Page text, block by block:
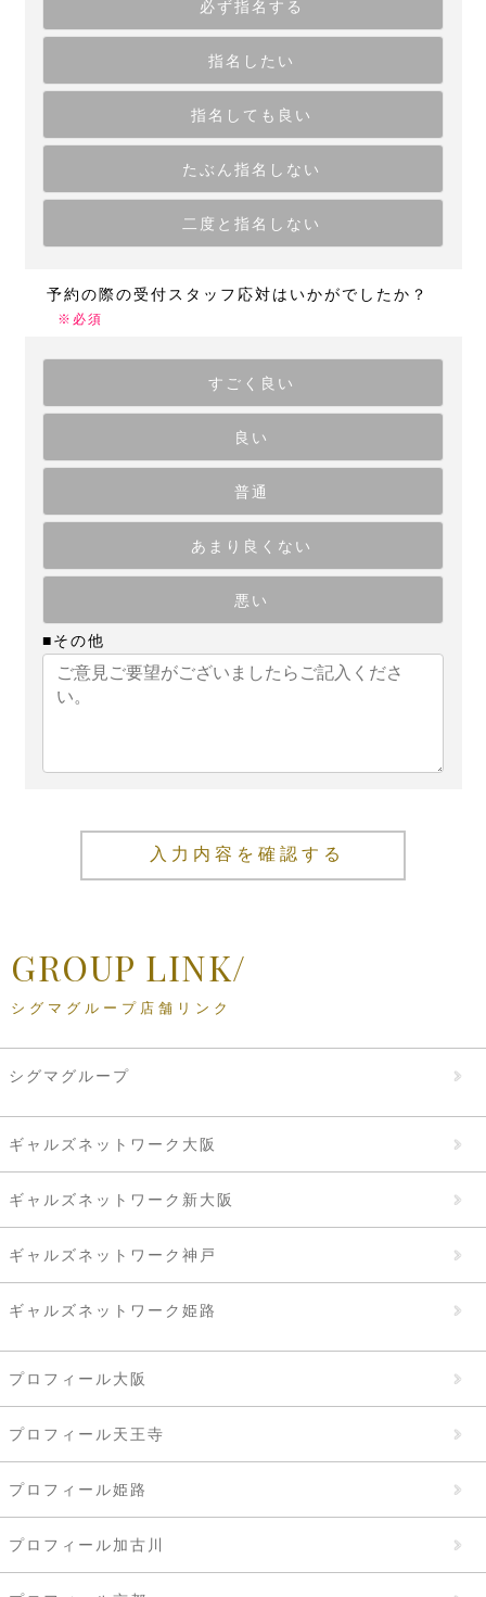
必ず指名する
指名したい
指名しても良い
たぶん指名しない
二度と指名しない
予約の際の受付スタッフ応対はいかがでしたか？
※必須
すごく良い
良い
普通
あまり良くない
悪い
■その他
入力内容を確認する
GROUP LINK/
シグマグループ店舗リンク
シグマグループ
ギャルズネットワーク大阪
ギャルズネットワーク新大阪
ギャルズネットワーク神戸
ギャルズネットワーク姫路
プロフィール大阪
プロフィール天王寺
プロフィール姫路
プロフィール加古川